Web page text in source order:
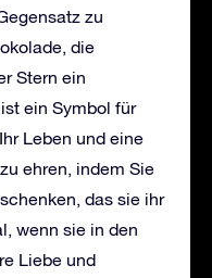
zu
die
Stern ein
ein Symbol für
Leben und eine
ehren, indem Sie
das sie ihr
wenn sie in den
Liebe und